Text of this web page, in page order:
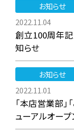
お知らせ
2022.11.04
創立100周年
知らせ
お知らせ
2022.11.01
「本店営業部」
ューアルオー